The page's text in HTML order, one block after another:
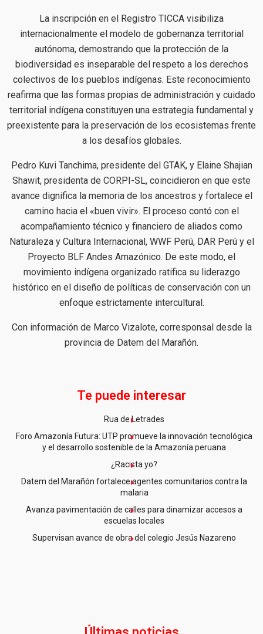
La inscripción en el Registro TICCA visibiliza
internacionalmente el modelo de gobernanza territorial
autónoma, demostrando que la protección de la
biodiversidad es inseparable del respeto a los derechos
colectivos de los pueblos indígenas. Este reconocimiento
reafirma que las formas propias de administración y cuidado
territorial indígena constituyen una estrategia fundamental y
preexistente para la preservación de los ecosistemas frente
a los desafíos globales.
Pedro Kuvi Tanchima, presidente del GTAK, y Elaine Shajian
Shawit, presidenta de CORPI-SL, coincidieron en que este
avance dignifica la memoria de los ancestros y fortalece el
camino hacia el «buen vivir». El proceso contó con el
acompañamiento técnico y financiero de aliados como
Naturaleza y Cultura Internacional, WWF Perú, DAR Perú y el
Proyecto BLF Andes Amazónico. De este modo, el
movimiento indígena organizado ratifica su liderazgo
histórico en el diseño de políticas de conservación con un
enfoque estrictamente intercultural.
Con información de Marco Vizalote, corresponsal desde la
provincia de Datem del Marañón.
Te puede interesar
Rua de Letrades
Foro Amazonía Futura: UTP promueve la innovación tecnológica
y el desarrollo sostenible de la Amazonía peruana
¿Racista yo?
Datem del Marañón fortalece agentes comunitarios contra la
malaria
Avanza pavimentación de calles para dinamizar accesos a
escuelas locales
Supervisan avance de obra del colegio Jesús Nazareno